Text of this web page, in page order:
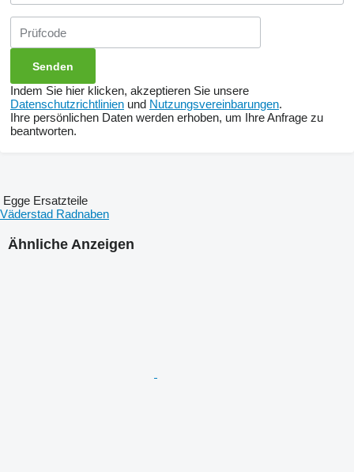
Indem Sie hier klicken, akzeptieren Sie unsere
Datenschutzrichtlinien und Nutzungsvereinbarungen.
Ihre persönlichen Daten werden erhoben, um Ihre Anfrage zu
beantworten.
Ähnliche Anzeigen
Egge Ersatzteile
Väderstad Radnaben